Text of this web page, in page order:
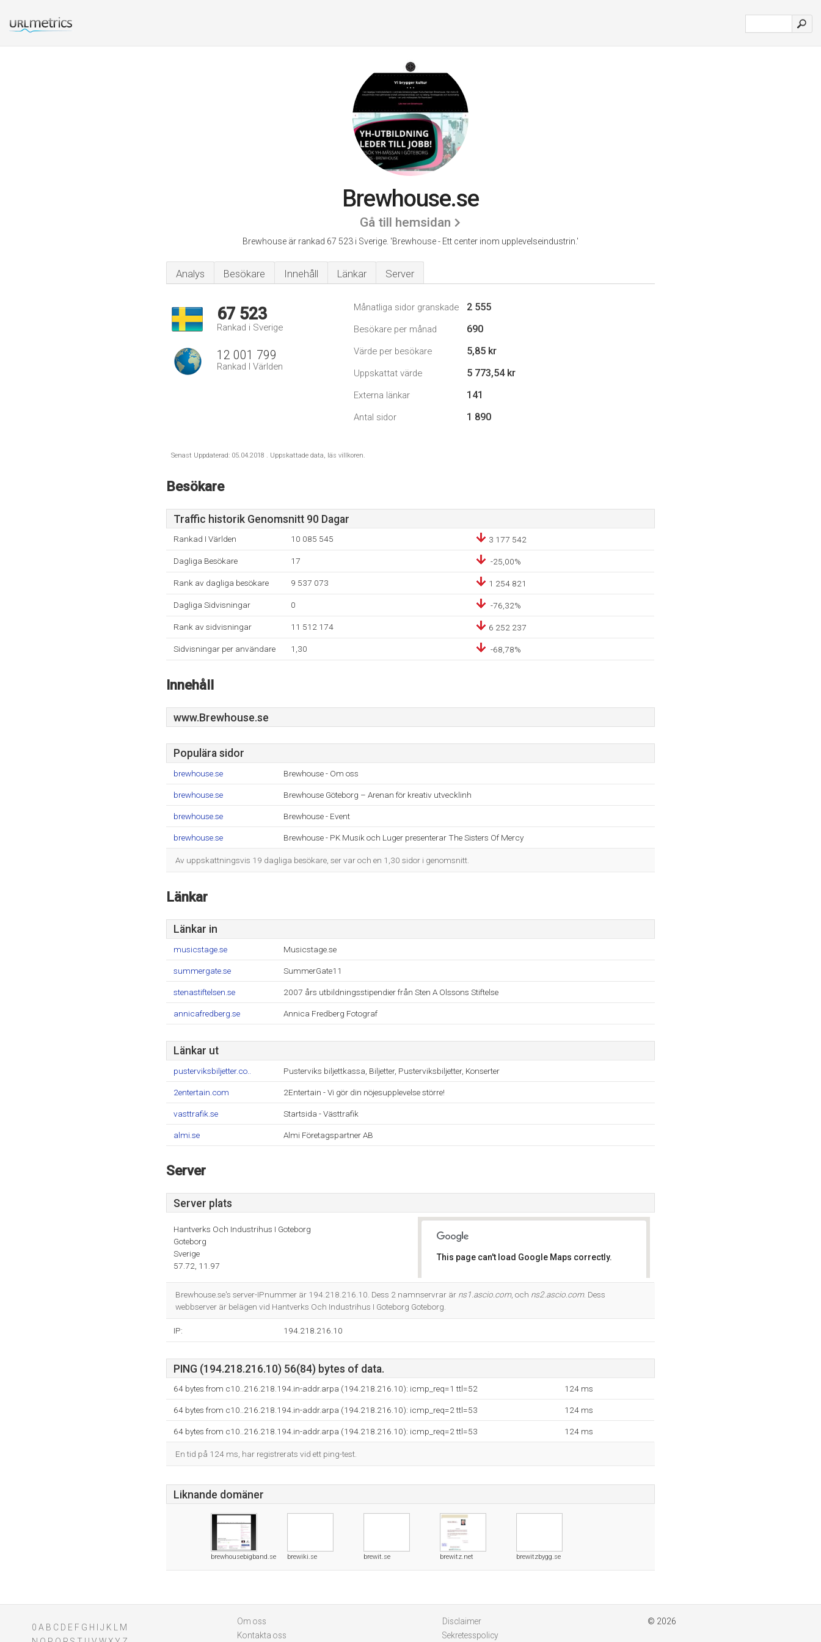
Brewhouse.se
Gå till hemsidan
Brewhouse är rankad 67 523 i Sverige. 'Brewhouse - Ett center inom upplevelseindustrin.'
Analys Besökare Innehåll Länkar Server
67 523
Rankad i Sverige
12 001 799
Rankad I Världen
Månatliga sidor granskade 2 555
Besökare per månad 690
Värde per besökare 5,85 kr
Uppskattat värde 5 773,54 kr
Externa länkar 141
Antal sidor 1 890
Senast Uppdaterad: 05.04.2018 . Uppskattade data, läs villkoren.
Besökare
Traffic historik Genomsnitt 90 Dagar
Rankad I Världen 10 085 545 3 177 542
Dagliga Besökare 17 -25,00%
Rank av dagliga besökare 9 537 073 1 254 821
Dagliga Sidvisningar 0 -76,32%
Rank av sidvisningar 11 512 174 6 252 237
Sidvisningar per användare 1,30 -68,78%
Innehåll
www.Brewhouse.se
Populära sidor
brewhouse.se Brewhouse - Om oss
brewhouse.se Brewhouse Göteborg – Arenan för kreativ utvecklinh
brewhouse.se Brewhouse - Event
brewhouse.se Brewhouse - PK Musik och Luger presenterar The Sisters Of Mercy
Av uppskattningsvis 19 dagliga besökare, ser var och en 1,30 sidor i genomsnitt.
Länkar
Länkar in
musicstage.se Musicstage.se
summergate.se SummerGate11
stenastiftelsen.se 2007 års utbildningsstipendier från Sten A Olssons Stiftelse
annicafredberg.se Annica Fredberg Fotograf
Länkar ut
pusterviksbiljetter.co.. Pusterviks biljettkassa, Biljetter, Pusterviksbiljetter, Konserter
2entertain.com 2Entertain - Vi gör din nöjesupplevelse större!
vasttrafik.se Startsida - Västtrafik
almi.se Almi Företagspartner AB
Server
Server plats
Hantverks Och Industrihus I Goteborg
Goteborg
Sverige
57.72, 11.97
This page can't load Google Maps correctly.
Brewhouse.se's server-IPnummer är 194.218.216.10. Dess 2 namnservrar är ns1.ascio.com, och ns2.ascio.com. Dess
webbserver är belägen vid Hantverks Och Industrihus I Goteborg Goteborg.
IP: 194.218.216.10
PING (194.218.216.10) 56(84) bytes of data.
64 bytes from c10..216.218.194.in-addr.arpa (194.218.216.10): icmp_req=1 ttl=52 124 ms
64 bytes from c10..216.218.194.in-addr.arpa (194.218.216.10): icmp_req=2 ttl=53 124 ms
64 bytes from c10..216.218.194.in-addr.arpa (194.218.216.10): icmp_req=2 ttl=53 124 ms
En tid på 124 ms, har registrerats vid ett ping-test.
Liknande domäner
brewhousebigband.se brewiki.se brewit.se brewitz.net brewitzbygg.se
0 A B C D E F G H J K
M
Om oss
Kontakta oss
Disclaimer
Sekretesspolicy
© 2026